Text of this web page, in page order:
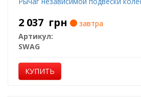
2 037 грн
завтра
Артикул:
SWAG
КУПИТЬ